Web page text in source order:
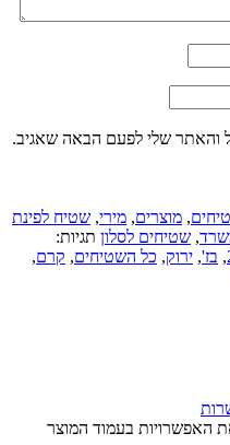
והאתר שלי לפעם הבאה שאגיב.
, מוצרים, מירי, שטיח לפינת
, שטיחים לסלון תגיות:
, בז', ירוק, כל השטיחים, קרם,
האפשרויות בעמוד המוצר